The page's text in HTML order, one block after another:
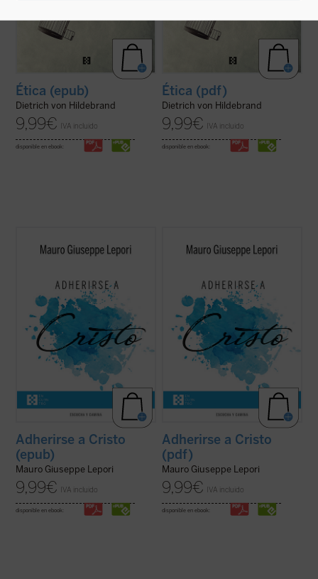
Ética (epub)
Dietrich von Hildebrand
9,99€ IVA incluido
disponible en ebook:
Ética (pdf)
Dietrich von Hildebrand
9,99€ IVA incluido
disponible en ebook:
y caminarecoge un nuevo ciclo de
meditaciones que, siguiendo el estilo
Orden del Císter, ofrece en el marco del
(ver ficha)
Adherirse a Cristo
(epub)
Mauro Giuseppe Lepori
9,99€ IVA incluido
disponible en ebook:
y caminarecoge un nuevo ciclo de
meditaciones que, siguiendo el estilo
Orden del Císter, ofrece en el marco del
(ver ficha)
Adherirse a Cristo
(pdf)
Mauro Giuseppe Lepori
9,99€ IVA incluido
disponible en ebook: